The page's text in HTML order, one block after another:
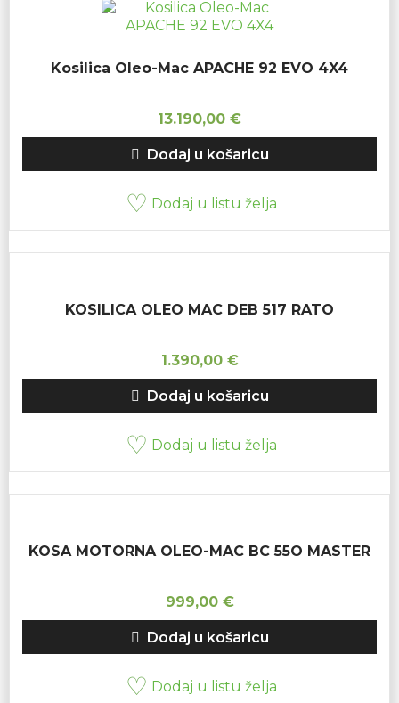
Kosilica Oleo-Mac APACHE 92 EVO 4X4
13.190,00 €
Dodaj u košaricu
Dodaj u listu želja
KOSILICA OLEO MAC DEB 517 RATO
1.390,00 €
Dodaj u košaricu
Dodaj u listu želja
KOSA MOTORNA OLEO-MAC BC 55O MASTER
999,00 €
Dodaj u košaricu
Dodaj u listu želja